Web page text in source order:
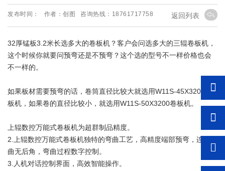
发布时间： 作者：创图 咨询热线：18761717758 返回列表
32厚锰板3.2米长选多大的卷板机？客户会问选多大的三辊卷板机，
这个时候你就要问预弯还是不预弯？这个选的型号不一样价格也会
不一样的。
如果板材需要预弯的话，卷筒直径比较大就选用W11S-45X3200卷
板机，如果卷的直径比较小，就选用W11S-50X3200卷板机。
上辊数控万能式卷板机为超群制品精度。
2.上辊数控万能式卷板机独特的弯曲工艺，高精度端部预弯，连续弯
曲无后角，弯曲过程数字控制。
3.人机对话控制界面，高效智能操作。